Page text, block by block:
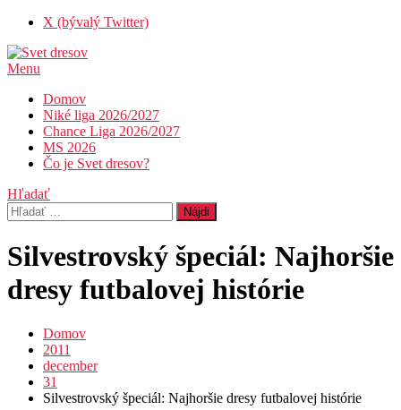
Skip
Content
X (bývalý Twitter)
Menu
Domov
Niké liga 2026/2027
Chance Liga 2026/2027
MS 2026
Čo je Svet dresov?
Hľadať
Hľadať:
Silvestrovský špeciál: Najhoršie
dresy futbalovej histórie
Domov
2011
december
31
Silvestrovský špeciál: Najhoršie dresy futbalovej histórie